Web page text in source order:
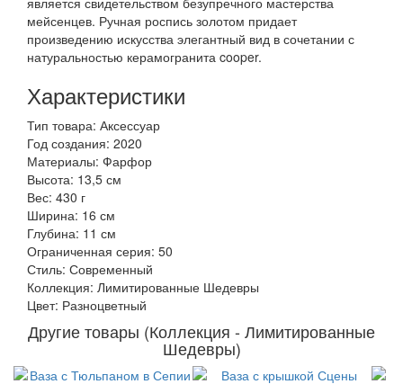
мейсенцев. Ручная роспись золотом придает
произведению искусства элегантный вид в сочетании с
натуральностью керамогранита cooper.
Характеристики
Тип товара: Аксессуар
Год создания: 2020
Материалы: Фарфор
Высота: 13,5 см
Вес: 430 г
Ширина: 16 см
Глубина: 11 см
Ограниченная серия: 50
Стиль: Современный
Коллекция: Лимитированные Шедевры
Цвет: Разноцветный
Другие товары (Коллекция - Лимитированные
Шедевры)